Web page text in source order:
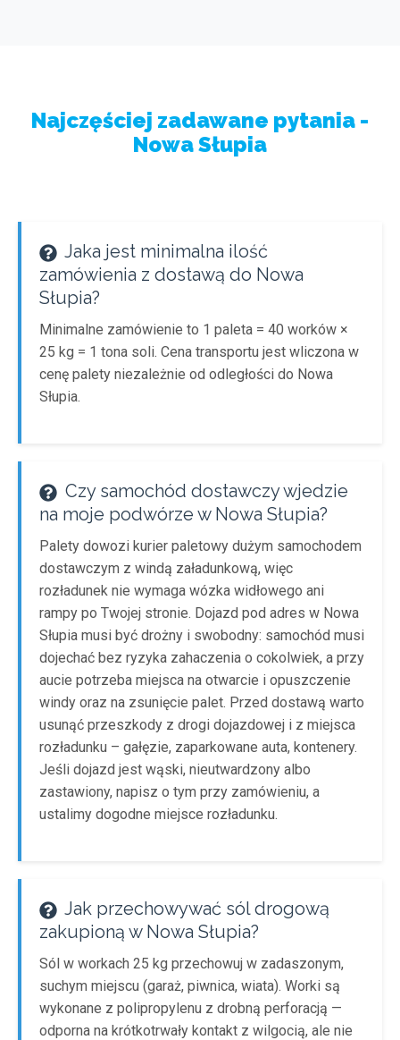
Najczęściej zadawane pytania -
Nowa Słupia
Jaka jest minimalna ilość
zamówienia z dostawą do Nowa
Słupia?
Minimalne zamówienie to 1 paleta = 40 worków ×
25 kg = 1 tona soli. Cena transportu jest wliczona w
cenę palety niezależnie od odległości do Nowa
Słupia.
Czy samochód dostawczy wjedzie
na moje podwórze w Nowa Słupia?
Palety dowozi kurier paletowy dużym samochodem
dostawczym z windą załadunkową, więc
rozładunek nie wymaga wózka widłowego ani
rampy po Twojej stronie. Dojazd pod adres w Nowa
Słupia musi być drożny i swobodny: samochód musi
dojechać bez ryzyka zahaczenia o cokolwiek, a przy
aucie potrzeba miejsca na otwarcie i opuszczenie
windy oraz na zsunięcie palet. Przed dostawą warto
usunąć przeszkody z drogi dojazdowej i z miejsca
rozładunku – gałęzie, zaparkowane auta, kontenery.
Jeśli dojazd jest wąski, nieutwardzony albo
zastawiony, napisz o tym przy zamówieniu, a
ustalimy dogodne miejsce rozładunku.
Jak przechowywać sól drogową
zakupioną w Nowa Słupia?
Sól w workach 25 kg przechowuj w zadaszonym,
suchym miejscu (garaż, piwnica, wiata). Worki są
wykonane z polipropylenu z drobną perforacją —
odporna na krótkotrwały kontakt z wilgocią, ale nie